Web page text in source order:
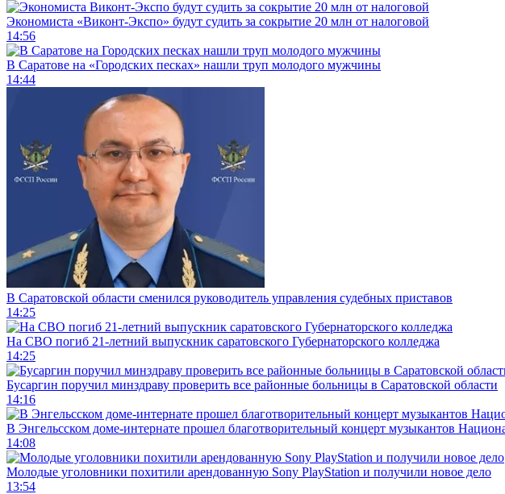
Экономиста «Виконт-Экспо» будут судить за сокрытие 20 млн от налоговой
14:56
В Саратове на «Городских песках» нашли труп молодого мужчины
14:44
В Саратовской области сменился руководитель управления судебных приставов
14:25
На СВО погиб 21-летний выпускник саратовского Губернаторского колледжа
14:25
Бусаргин поручил минздраву проверить все районные больницы в Саратовской области
14:16
В Энгельсском доме-интернате прошел благотворительный концерт музыкантов
14:08
Молодые уголовники похитили арендованную Sony PlayStation и получили новое дело
13:54